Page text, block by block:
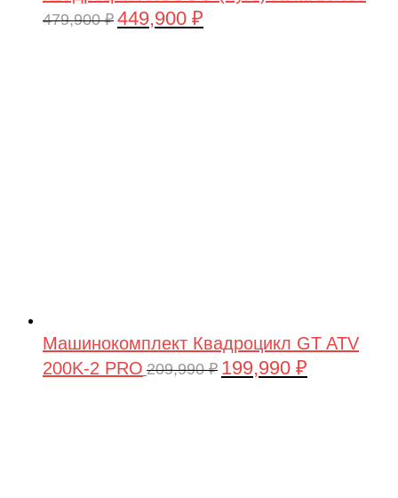
479,900₽ Первоначальная
449,900 ₽
Машинокомплект Квадроцикл GT ATV
200K-2 PRO 209,990₽ Первоначальная
199,990 ₽